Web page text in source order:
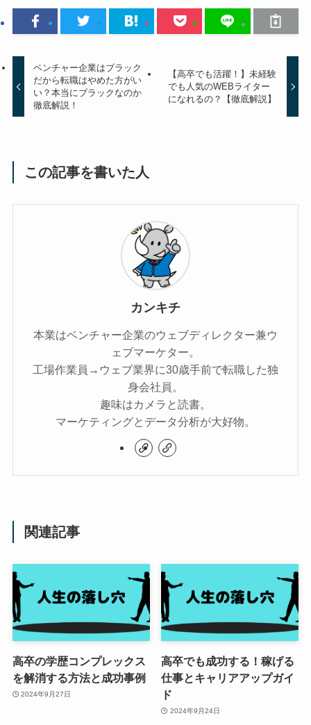
ベンチャー企業はブラック
だから転職はやめた方がい
い？本当にブラックなのか
徹底解説！
【高卒でも活躍！】未経験
でも人気のWEBライター
になれるの？【徹底解説】
この記事を書いた人
カンキチ
本業はベンチャー企業のウェブディレクター兼ウ
ェブマーケター。
工場作業員→ウェブ業界に30歳手前で転職した独
身会社員。
趣味はカメラと読書。
マーケティングとデータ分析が大好物。
関連記事
高卒の学歴コンプレックス
を解消する方法と成功事例
2024年9月27日
高卒でも成功する！稼げる
仕事とキャリアアップガイ
ド
2024年9月24日